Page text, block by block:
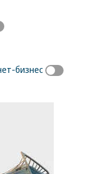
бизнес